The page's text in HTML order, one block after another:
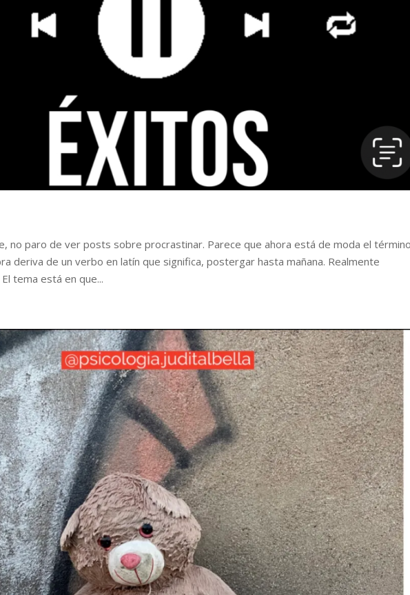
paro de ver posts sobre procrastinar. Parece que ahora está de moda el
deriva de un verbo en latín que significa, postergar hasta mañana. Realmente
tema está en que...